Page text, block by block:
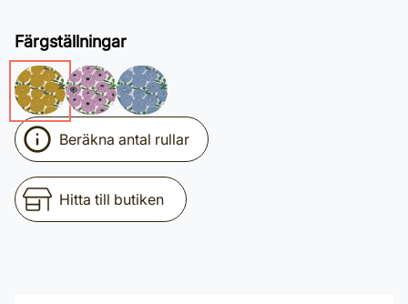
Färgställningar
Beräkna antal rullar
Hitta till butiken